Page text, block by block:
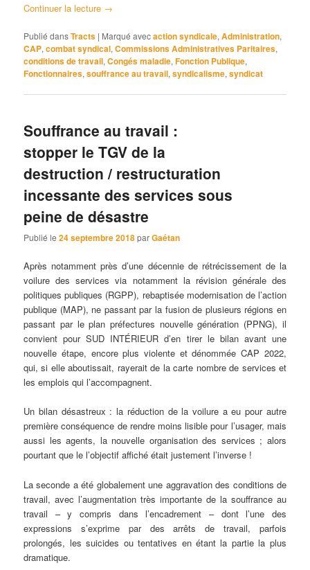
Continuer la lecture →
Publié dansTracts | Marqué avecaction syndicale,Administration,
CAP,combat syndical,Commissions Administratives Paritaires,
conditions de travail,Congés maladie,Fonction Publique,
Fonctionnaires,souffrance au travail,syndicalisme,syndicat
Souffrance au travail :
stopper le TGV de la
destruction / restructuration
incessante des services sous
peine de désastre
Publié le24 septembre 2018parGaétan
Après notamment près d’une décennie de rétrécissement de la
voilure des services via notamment la révision générale des
politiques publiques (RGPP), rebaptisée modernisation de l’action
publique (MAP), ne passant par la fusion de plusieurs régions en
passant par le plan préfectures nouvelle génération (PPNG), il
convient pour SUD INTÉRIEUR d’en tirer le bilan avant une
nouvelle étape, encore plus violente et dénommée CAP 2022,
qui, si elle aboutissait, rayerait de la carte nombre de services et
les emplois qui l’accompagnent.
Un bilan désastreux : la réduction de la voilure a eu pour autre
première conséquence de rendre moins lisible pour l’usager, mais
aussi les agents, la nouvelle organisation des services ; alors
pourtant que le l’objectif affiché était justement l’inverse !
La seconde a été globalement une aggravation des conditions de
travail, avec l’augmentation très importante de la souffrance au
travail – y compris dans l’encadrement – dont l’une des
expressions s’exprime par des arrêts de travail, parfois
prolongés, les suicides ou tentatives en étant la partie la plus
dramatique.